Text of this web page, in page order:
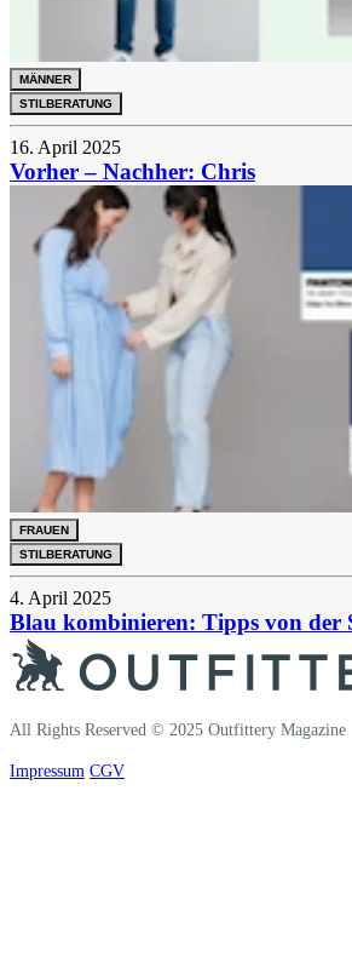
MÄNNER
STILBERATUNG
16. April 2025
Vorher – Nachher: Chris
FRAUEN
STILBERATUNG
4. April 2025
Blau kombinieren: Tipps von der
All Rights Reserved © 2025 Outfittery Magazine
Impressum CGV